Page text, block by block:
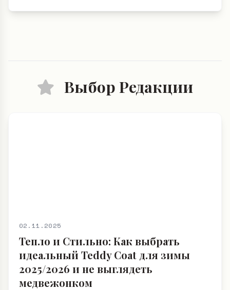
Выбор Редакции
02.11.2025
Тепло и Стильно: Как выбрать
идеальный Teddy Coat для зимы
2025/2026 и не выглядеть
медвежонком